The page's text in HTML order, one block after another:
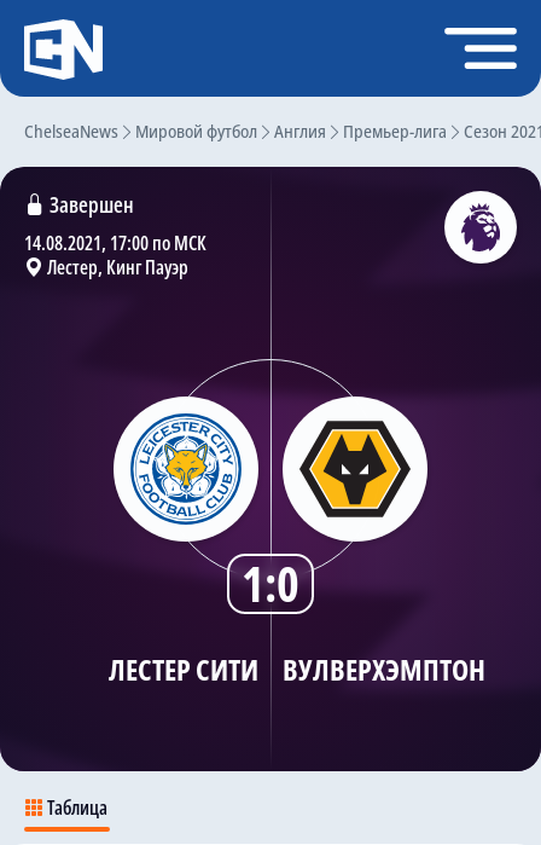
ChelseaNews Мировой футбол Англия Премьер-лига Сезон
ЛЕСТЕР СИТИ ВУЛВЕРХЭМПТОН
Завершен
14.08.2021, 17:00 по МСК
Лестер, Кинг Пауэр
1:0
Таблица
Регистрация
Главная
Чат
Трансферы
Статистика
Календарь игр
Состав команды
Поиск по сайту
О сайте